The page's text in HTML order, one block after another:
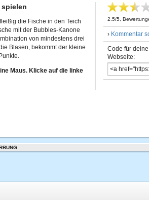
die Fische in den Teich
mit der Bubbles-Kanone
von mindestens drei
Blasen, bekommt der kleine
Maus. Klicke auf die linke
2.5/5 ,
› Kommentar
Code für deine
Webseite: